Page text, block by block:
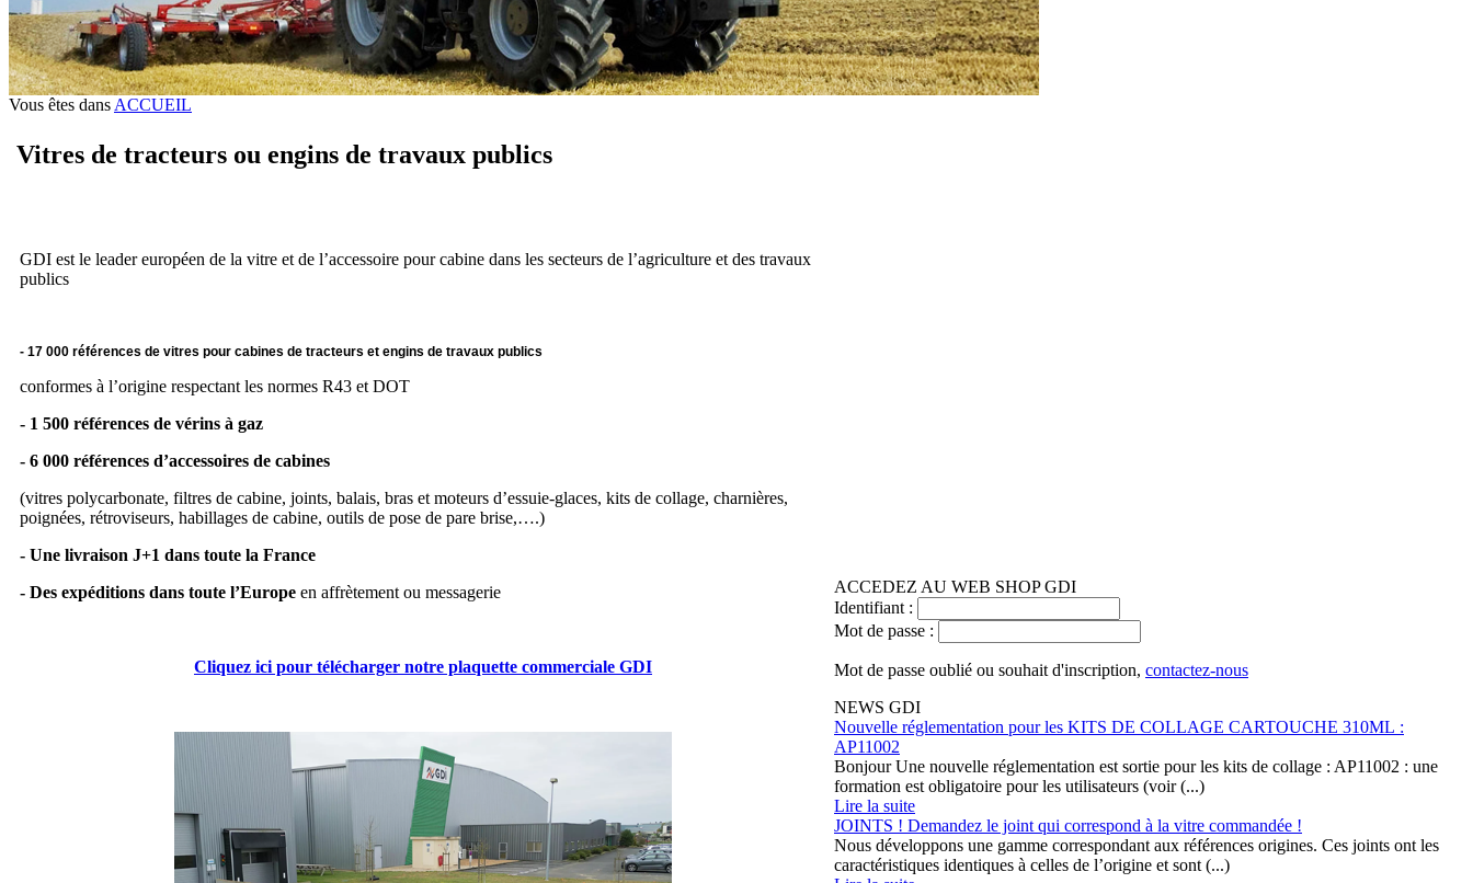
Vous êtes dans ACCUEIL
Vitres de tracteurs ou engins de travaux publics
GDI est le leader européen de la vitre et de l’accessoire pour cabine dans les secteurs de l’agriculture et des travaux
publics
- 17 000 références de vitres pour cabines de tracteurs et engins de travaux publics
conformes à l’origine respectant les normes R43 et DOT
- 1 500 références de vérins à gaz
- 6 000 références d’accessoires de cabines
(vitres polycarbonate, filtres de cabine, joints, balais, bras et moteurs d’essuie-glaces, kits de collage, charnières,
poignées, rétroviseurs, habillages de cabine, outils de pose de pare brise,….)
- Une livraison J+1 dans toute la France
- Des expéditions dans toute l’Europe en affrètement ou messagerie
Cliquez ici pour télécharger notre plaquette commerciale GDI
ACCEDEZ AU WEB SHOP GDI
Identifiant :
Mot de passe :
Mot de passe oublié ou souhait d'inscription, contactez-nous
NEWS GDI
Nouvelle réglementation pour les KITS DE COLLAGE CARTOUCHE 310ML :
AP11002
Bonjour Une nouvelle réglementation est sortie pour les kits de collage : AP11002 : une
formation est obligatoire pour les utilisateurs (voir (...)
Lire la suite
JOINTS ! Demandez le joint qui correspond à la vitre commandée !
Nous développons une gamme correspondant aux références origines. Ces joints ont les
caractéristiques identiques à celles de l’origine et sont (...)